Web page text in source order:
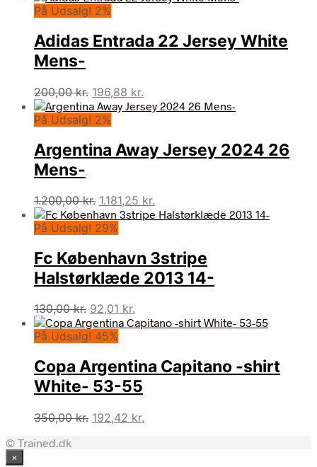
På Udsalg! 2%
Adidas Entrada 22 Jersey White
Mens-
200,00kr. Den
oprindelige
pris
200,00 kr..
196,88 kr.
aktuelle
196,88 kr..
På Udsalg! 2%
Argentina Away Jersey 2024 26
Mens-
1.200,00kr. Den
oprindelige
pris
1.200,00 kr..
1.181,25 kr.
aktuelle
1.181,25 kr..
På Udsalg! 29%
Fc København 3stripe
Halstørklæde 2013 14-
130,00kr. Den
oprindelige
pris
130,00 kr..
92,01 kr.
aktuelle
92,01 kr..
På Udsalg! 45%
Copa Argentina Capitano -shirt
White- 53-55
350,00kr. Den
192,42 kr.
© Trained.dk
×